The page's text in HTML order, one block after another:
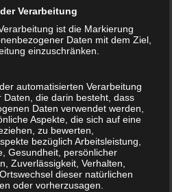
zur Kenntnis
Datenschutzeinstellungen
Verarbeitung
ist die Markierung
Daten mit dem Ziel,
einzuschränken.
automatisierten Verarbeitung
Daten, die darin besteht, dass
Daten verwendet werden,
Aspekte, die sich auf eine
zu bewerten,
bezüglich Arbeitsleistung,
Gesundheit, persönlicher
Zuverlässigkeit, Verhalten,
dieser natürlichen
oder vorherzusagen.